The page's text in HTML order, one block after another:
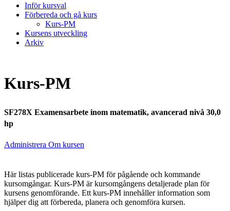
Inför kursval
Förbereda och gå kurs
Kurs-PM
Kursens utveckling
Arkiv
Kurs-PM
SF278X Examensarbete inom matematik, avancerad nivå 30,0
hp
Administrera Om kursen
Här listas publicerade kurs-PM för pågående och kommande
kursomgångar. Kurs-PM är kursomgångens detaljerade plan för
kursens genomförande. Ett kurs-PM innehåller information som
hjälper dig att förbereda, planera och genomföra kursen.